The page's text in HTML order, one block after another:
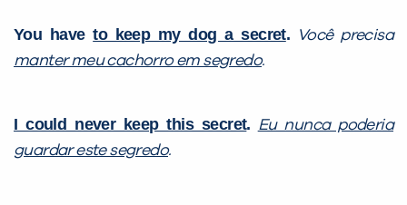
You haveto keep my dog a secret.
Você precisa
manter meu cachorro em segredo.
I could never keep this secret. Eu nunca poderia
guardar este segredo.